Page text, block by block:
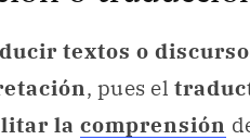
textos o
, pues el
la comprensión